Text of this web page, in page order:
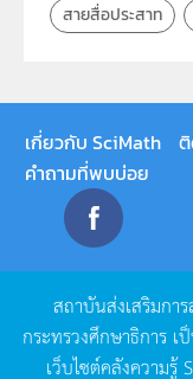
สายสื่อประสาท
เกี่ยวกับ SciMath
คำถามที่พบบ่อย
สถาบันส่งเสริมกา
กระทรวงศึกษาธิการ เ
เว็บไซต์คลังความรู้